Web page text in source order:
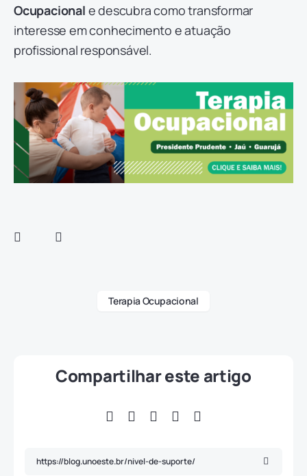
Ocupacional e descubra como transformar
interesse em conhecimento e atuação
profissional responsável.
Terapia Ocupacional
Compartilhar este artigo